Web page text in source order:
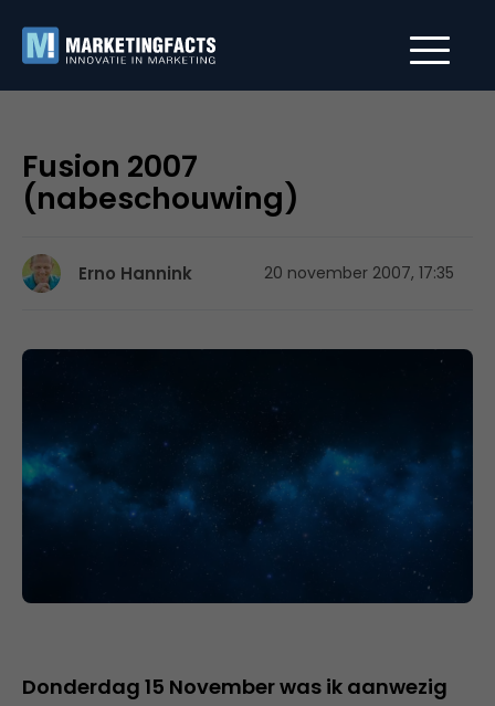
Fusion 2007
(nabeschouwing)
Erno Hannink 20 november 2007, 17:35
Donderdag 15 November was ik aanwezig